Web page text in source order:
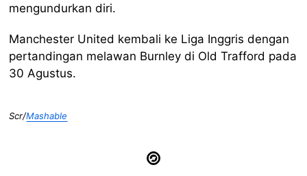
mengundurkan diri.
Manchester United kembali ke Liga Inggris dengan
pertandingan melawan Burnley di Old Trafford pada
30 Agustus.
Scr/Mashable